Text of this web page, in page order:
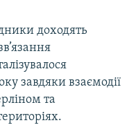
доходять
завдяки взаємодії
та